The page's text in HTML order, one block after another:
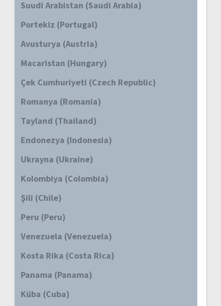
Suudi Arabistan (Saudi Arabia)
Portekiz (Portugal)
Avusturya (Austria)
Macaristan (Hungary)
Çek Cumhuriyeti (Czech Republic)
Romanya (Romania)
Tayland (Thailand)
Endonezya (Indonesia)
Ukrayna (Ukraine)
Kolombiya (Colombia)
Şili (Chile)
Peru (Peru)
Venezuela (Venezuela)
Kosta Rika (Costa Rica)
Panama (Panama)
Küba (Cuba)